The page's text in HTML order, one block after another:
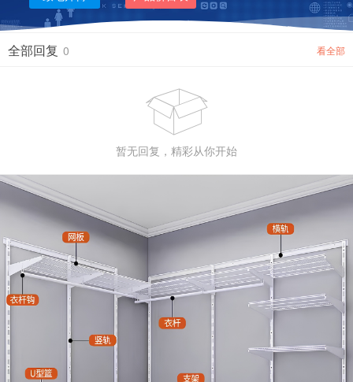
全部回复 0 看全部

暂无回复，精彩从你开始